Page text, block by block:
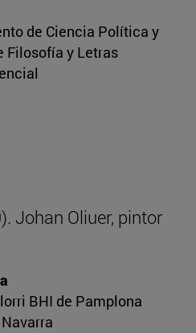
de Ciencia Política y
Filosofía y Letras
Johan Oliuer, pintor
BHI de Pamplona